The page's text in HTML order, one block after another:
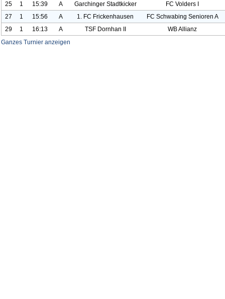
25
1 15:39 A Garchinger Stadtkicker
FC Volders I
27
1 15:56 A 1. FC Frickenhausen
FC Schwabing Senioren A
29
1 16:13 A TSF Dornhan II
WB Allianz
Ganzes Turnier anzeigen